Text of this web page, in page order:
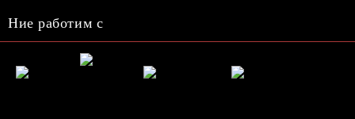
Ние работим с